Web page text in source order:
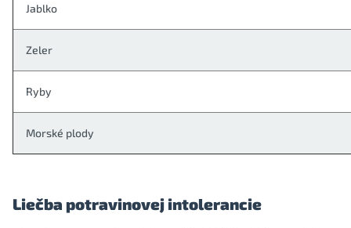
Jablko
Zeler
Ryby
Morské plody
Liečba potravinovej intolerancie